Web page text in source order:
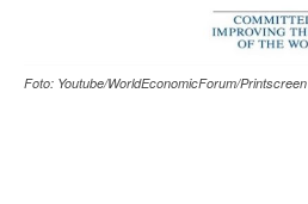
Foto: Youtube/WorldEconomicForum/Printscreen